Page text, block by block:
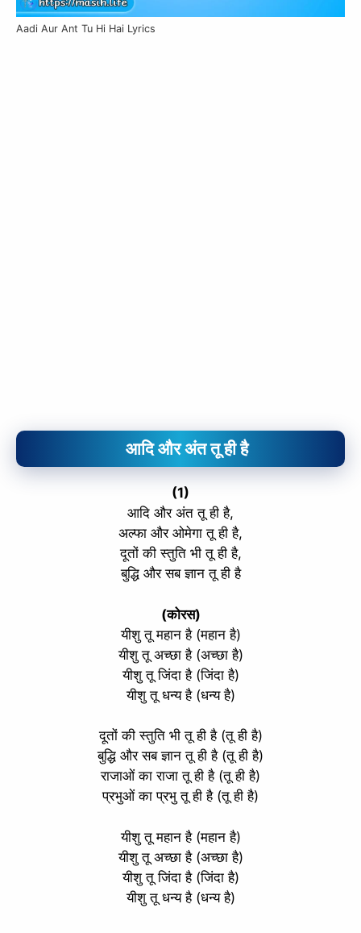
Aadi Aur Ant Tu Hi Hai Lyrics
आदि और अंत तू ही है
(1)
आदि और अंत तू ही है,
अल्फा और ओमेगा तू ही है,
दूतों की स्तुति भी तू ही है,
बुद्धि और सब ज्ञान तू ही है
(कोरस)
यीशु तू महान है (महान है)
यीशु तू अच्छा है (अच्छा है)
यीशु तू जिंदा है (जिंदा है)
यीशु तू धन्य है (धन्य है)
दूतों की स्तुति भी तू ही है (तू ही है)
बुद्धि और सब ज्ञान तू ही है (तू ही है)
राजाओं का राजा तू ही है (तू ही है)
प्रभुओं का प्रभु तू ही है (तू ही है)
यीशु तू महान है (महान है)
यीशु तू अच्छा है (अच्छा है)
यीशु तू जिंदा है (जिंदा है)
यीशु तू धन्य है (धन्य है)